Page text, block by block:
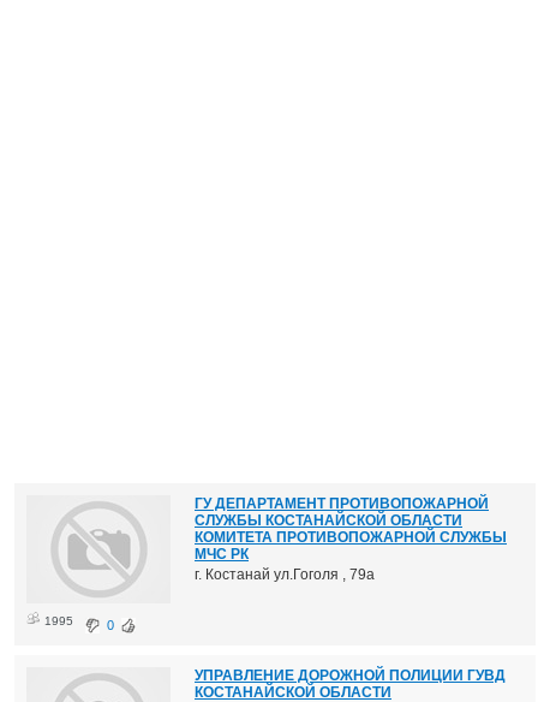
ГУ ДЕПАРТАМЕНТ ПРОТИВОПОЖАРНОЙ
СЛУЖБЫ КОСТАНАЙСКОЙ ОБЛАСТИ
КОМИТЕТА ПРОТИВОПОЖАРНОЙ СЛУЖБЫ
МЧС РК
г. Костанай ул.Гоголя , 79а
1995 0
УПРАВЛЕНИЕ ДОРОЖНОЙ ПОЛИЦИИ ГУВД
КОСТАНАЙСКОЙ ОБЛАСТИ